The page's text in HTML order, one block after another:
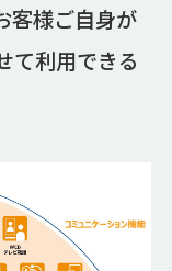
客様ご自身が
て利用できる